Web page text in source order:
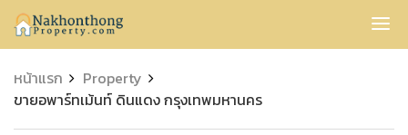
Nakhonthong
หน้าแรก
Property
ขายอพาร์ทเม้นท์ ดินแดง กรุงเทพมหานคร